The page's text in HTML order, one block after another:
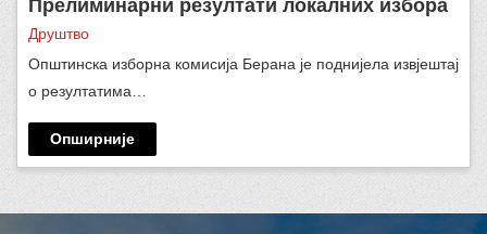
Прелиминарни резултати локалних избора
Друштво
Општинска изборна комисија Берана је поднијела извјештај
о резултатима…
Опширније